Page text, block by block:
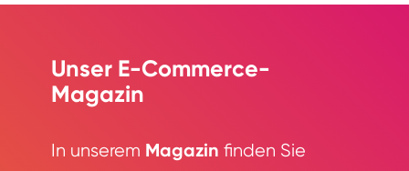
Unser E-Commerce-
Magazin
In unserem Magazin finden Sie